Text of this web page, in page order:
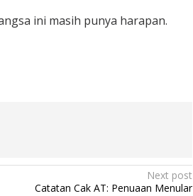
ini masih punya harapan.
Next post
Catatan Cak AT: Penuaan Menular